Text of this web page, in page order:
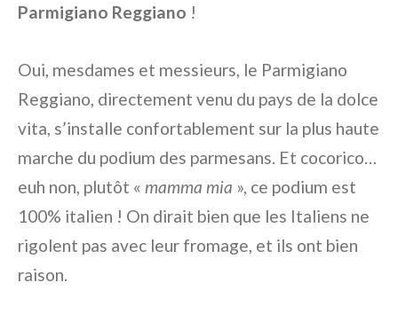
Parmigiano Reggiano !
Oui, mesdames et messieurs, le Parmigiano
Reggiano, directement venu du pays de la dolce
vita, s’installe confortablement sur la plus haute
marche du podium des parmesans. Et cocorico…
euh non, plutôt « mamma mia », ce podium est
100% italien ! On dirait bien que les Italiens ne
rigolent pas avec leur fromage, et ils ont bien
raison.